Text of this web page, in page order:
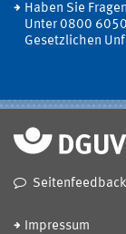
Haben Sie
Unter 0800
Gesetzlichen
Seitenfeedback
Impressum